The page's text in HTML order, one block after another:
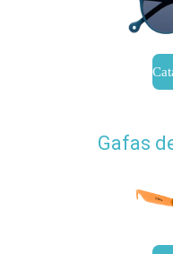
Gafas